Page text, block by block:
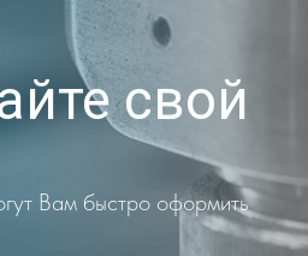
свой
Вам быстро оформить